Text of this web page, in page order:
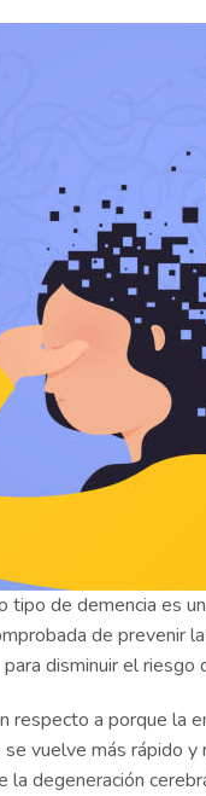
de demencia es
de prevenir
para disminuir el riesgo
respecto a porque
vuelve más rápido
degeneración